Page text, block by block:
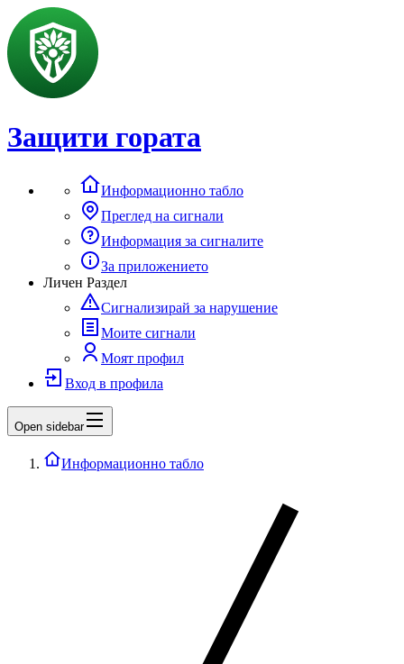
Защити гората
Информационно табло
Преглед на сигнали
Информация за сигналите
За приложението
Личен Раздел
Сигнализирай за нарушение
Моите сигнали
Моят профил
Вход в профила
Open sidebar
Информационно табло